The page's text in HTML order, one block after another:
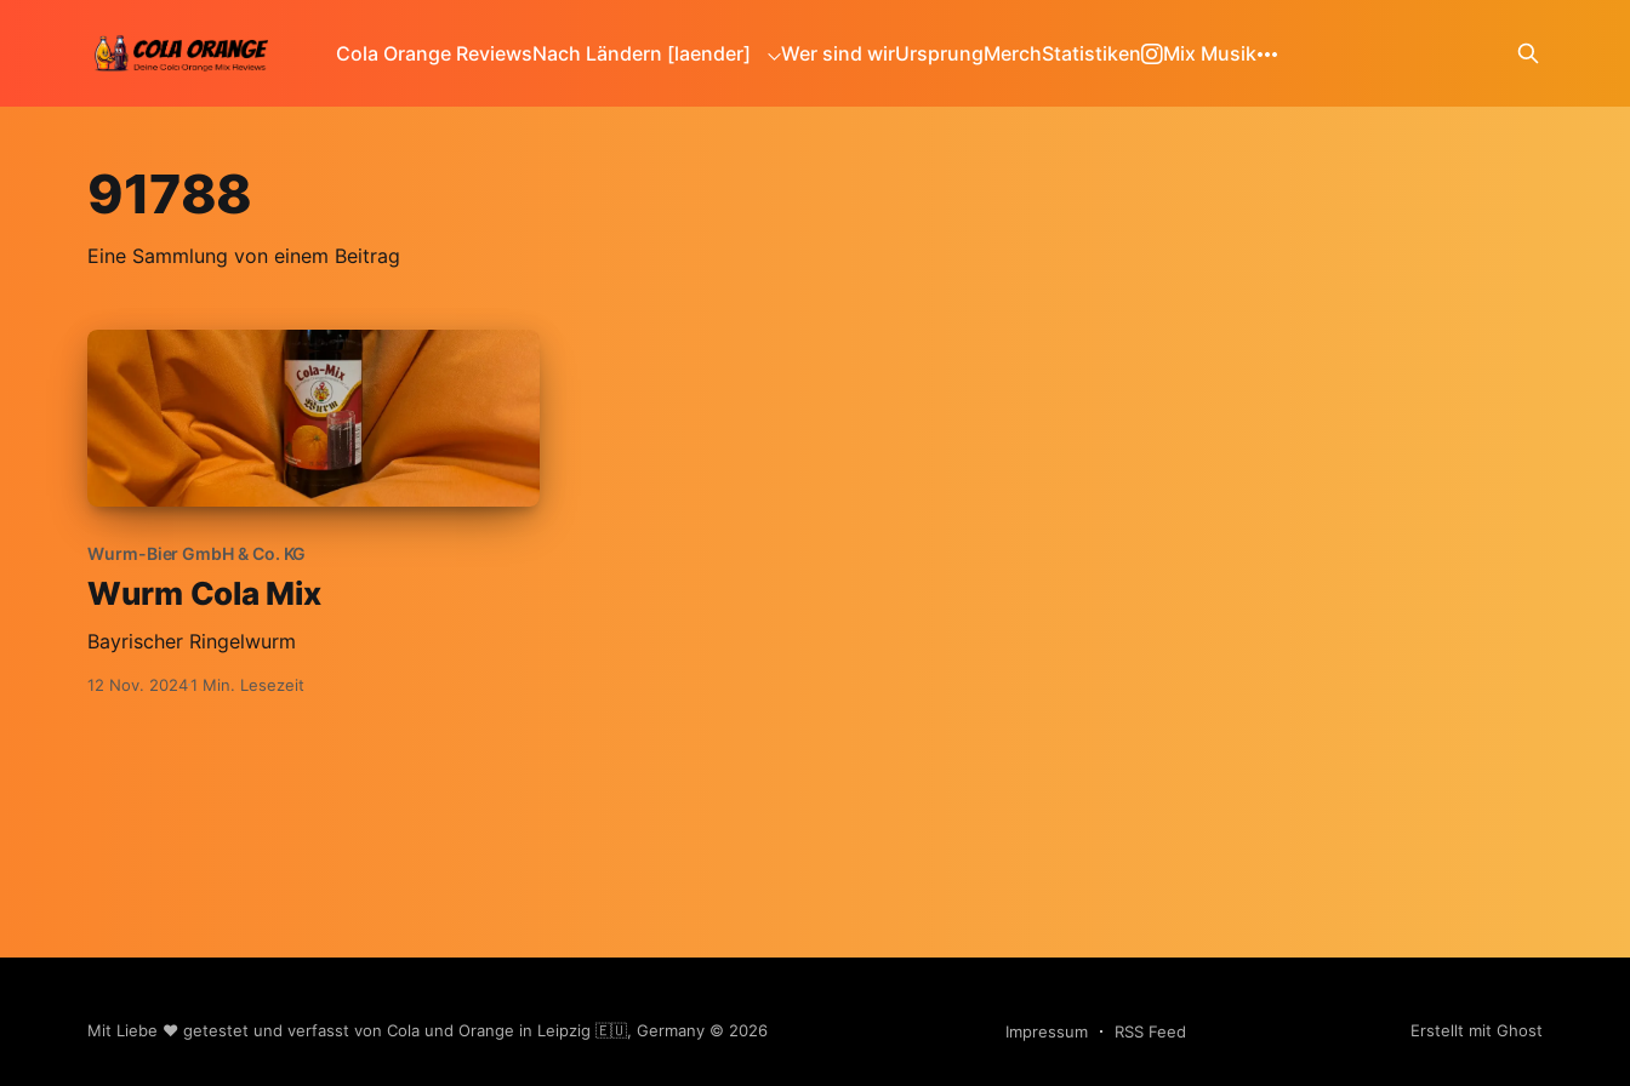
Cola Orange ReviewsNach Ländern [laender] Wer sind wirUrsprungMerchStatistiken Mix Musik
91788
Eine Sammlung von einem Beitrag
Wurm-Bier GmbH & Co. KG
Wurm Cola Mix
Bayrischer Ringelwurm
12 Nov. 20241 Min. Lesezeit
Mit Liebe ❤️ getestet und verfasst von Cola und Orange in Leipzig 🇪🇺, Germany © 2026 Impressum RSS Feed Erstellt mit Ghost